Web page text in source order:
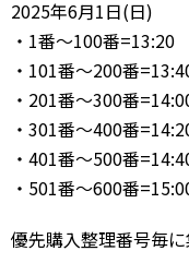
2025年6月1日(日)
・1番～100番=13:20
・101番～200番
・201番～300番
・301番～400番
・401番～500番
・501番～600番
優先購入整理番号毎に